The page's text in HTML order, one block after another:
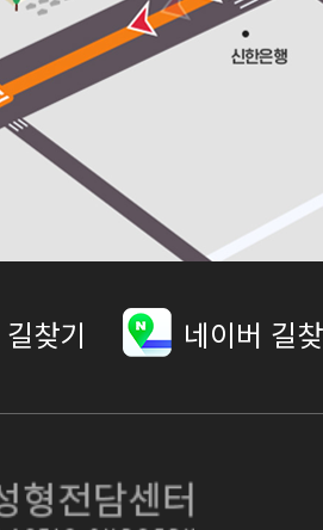
찾기 네이버 길